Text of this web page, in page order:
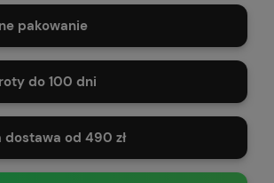
pakowanie
do 100 dni
dostawa od 490 zł